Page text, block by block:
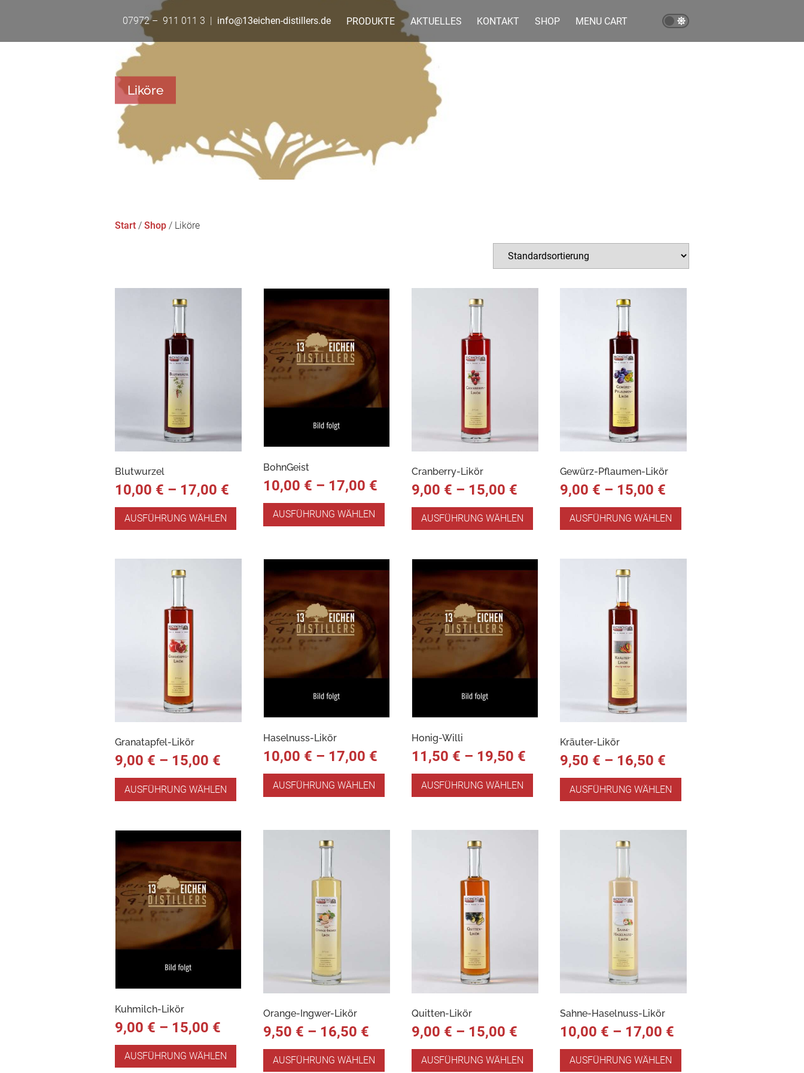
07972 – 911 011 3 | info@13eichen-distillers.de PRODUKTE AKTUELLES KONTAKT SHOP MENU CART
Liköre
Start / Shop / Liköre
Blutwurzel
10,00 € – 17,00 €
AUSFÜHRUNG WÄHLEN
BohnGeist
10,00 € – 17,00 €
AUSFÜHRUNG WÄHLEN
Cranberry-Likör
9,00 € – 15,00 €
AUSFÜHRUNG WÄHLEN
Gewürz-Pflaumen-Likör
9,00 € – 15,00 €
AUSFÜHRUNG WÄHLEN
Granatapfel-Likör
9,00 € – 15,00 €
AUSFÜHRUNG WÄHLEN
Haselnuss-Likör
10,00 € – 17,00 €
AUSFÜHRUNG WÄHLEN
Honig-Willi
11,50 € – 19,50 €
AUSFÜHRUNG WÄHLEN
Kräuter-Likör
9,50 € – 16,50 €
AUSFÜHRUNG WÄHLEN
Kuhmilch-Likör
9,00 € – 15,00 €
AUSFÜHRUNG WÄHLEN
Orange-Ingwer-Likör
9,50 € – 16,50 €
AUSFÜHRUNG WÄHLEN
Quitten-Likör
9,00 € – 15,00 €
AUSFÜHRUNG WÄHLEN
Sahne-Haselnuss-Likör
10,00 € – 17,00 €
AUSFÜHRUNG WÄHLEN